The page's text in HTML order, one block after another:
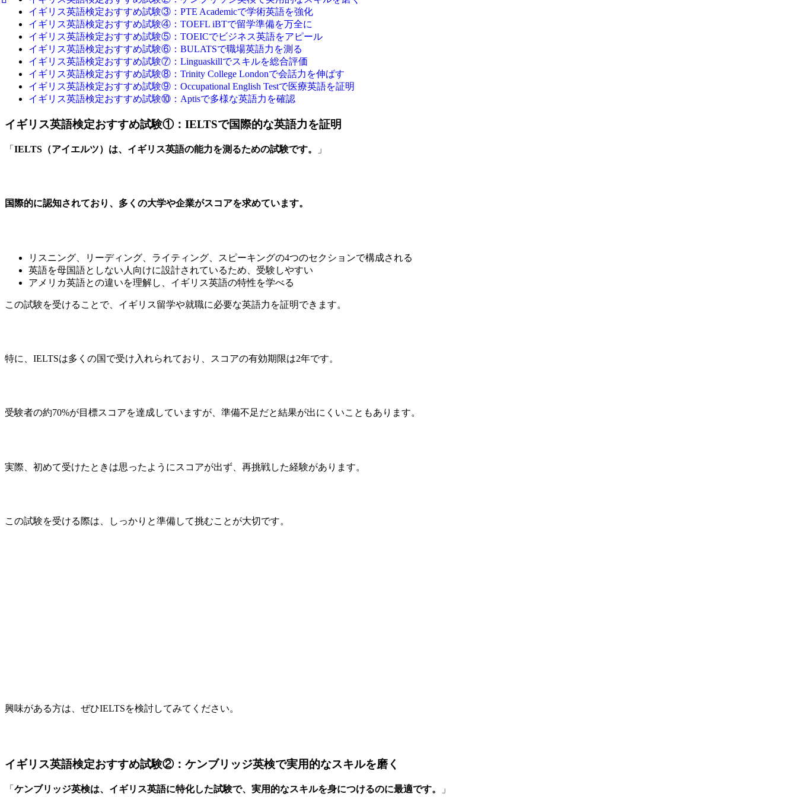
イギリス英語検定おすすめ試験③：PTE Academicで学術英語を強化
イギリス英語検定おすすめ試験④：TOEFL iBTで留学準備を万全に
イギリス英語検定おすすめ試験⑤：TOEICでビジネス英語をアピール
イギリス英語検定おすすめ試験⑥：BULATSで職場英語力を測る
イギリス英語検定おすすめ試験⑦：Linguaskillでスキルを総合評価
イギリス英語検定おすすめ試験⑧：Trinity College Londonで会話力を伸ばす
イギリス英語検定おすすめ試験⑨：Occupational English Testで医療英語を証明
イギリス英語検定おすすめ試験⑩：Aptisで多様な英語力を確認
イギリス英語検定おすすめ試験①：IELTSで国際的な英語力を証明
「 IELTS（アイエルツ）は、イギリス英語の能力を測るための試験です。 」
国際的に認知されており、多くの大学や企業がスコアを求めています。
リスニング、リーディング、ライティング、スピーキングの4つのセクションで構成される
英語を母国語としない人向けに設計されているため、受験しやすい
アメリカ英語との違いを理解し、イギリス英語の特性を学べる
この試験を受けることで、イギリス留学や就職に必要な英語力を証明できます。
特に、IELTSは多くの国で受け入れられており、スコアの有効期限は2年です。
受験者の約70%が目標スコアを達成していますが、準備不足だと結果が出にくいこともあります。
実際、初めて受けたときは思ったようにスコアが出ず、再挑戦した経験があります。
この試験を受ける際は、しっかりと準備して挑むことが大切です。
興味がある方は、ぜひIELTSを検討してみてください。
イギリス英語検定おすすめ試験②：ケンブリッジ英検で実用的なスキルを磨く
「 ケンブリッジ英検は、イギリス英語に特化した試験で、実用的なスキルを身につけるのに最適です。 」